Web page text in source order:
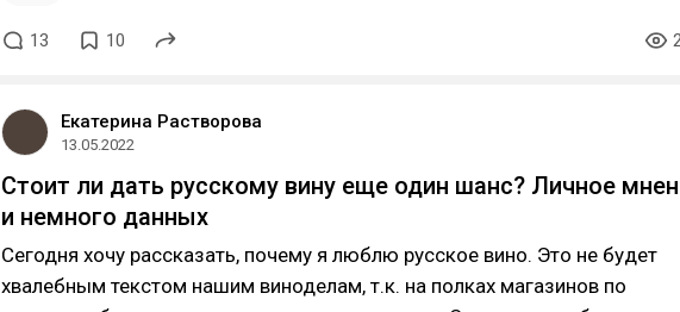
13 10
Екатерина Растворова
13.05.2022
Стоит ли дать русскому вину еще один шанс? Личное
и немного данных
Сегодня хочу рассказать, почему я люблю русское вино. Это не будет
хвалебным текстом нашим виноделам, т.к. на полках магазинов по